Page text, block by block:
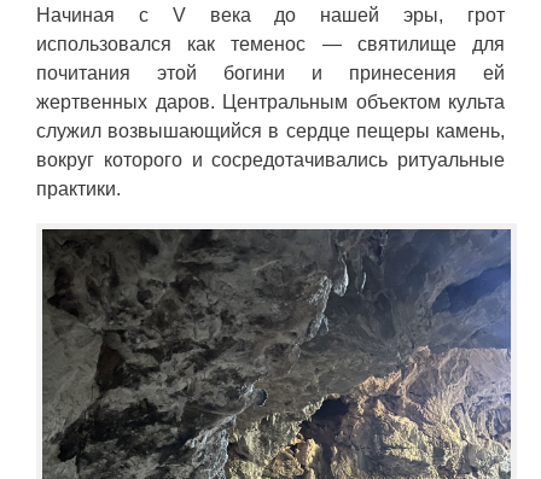
Начиная с V века до нашей эры, грот
использовался как теменос — святилище для
почитания этой богини и принесения ей
жертвенных даров. Центральным объектом культа
служил возвышающийся в сердце пещеры камень,
вокруг которого и сосредотачивались ритуальные
практики.